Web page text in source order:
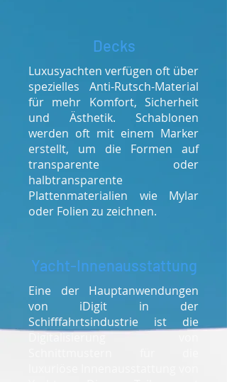
Decks
Luxusyachten verfügen oft über
spezielles Anti-Rutsch-Material
für mehr Komfort, Sicherheit
und Ästhetik. Schablonen
werden oft mit einem Marker
erstellt, um die Formen auf
transparente oder
halbtransparente
Plattenmaterialien wie Mylar
oder Folien zu zeichnen.
Yacht-Innenausstattung
Eine der Hauptanwendungen
von iDigit in der
Schifffahrtsindustrie ist die
Digitalisierung von